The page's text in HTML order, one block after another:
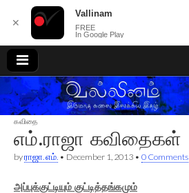
வல்லினம்
கவிதை
எம்.ராஜா கவிதைகள்
byராஜா. எம். • December 1, 2013 • 0 Comments
அப்புக்குட்டியும் குட்டித்தங்கமும்
✕
Vallinam
FREE
In Google Play